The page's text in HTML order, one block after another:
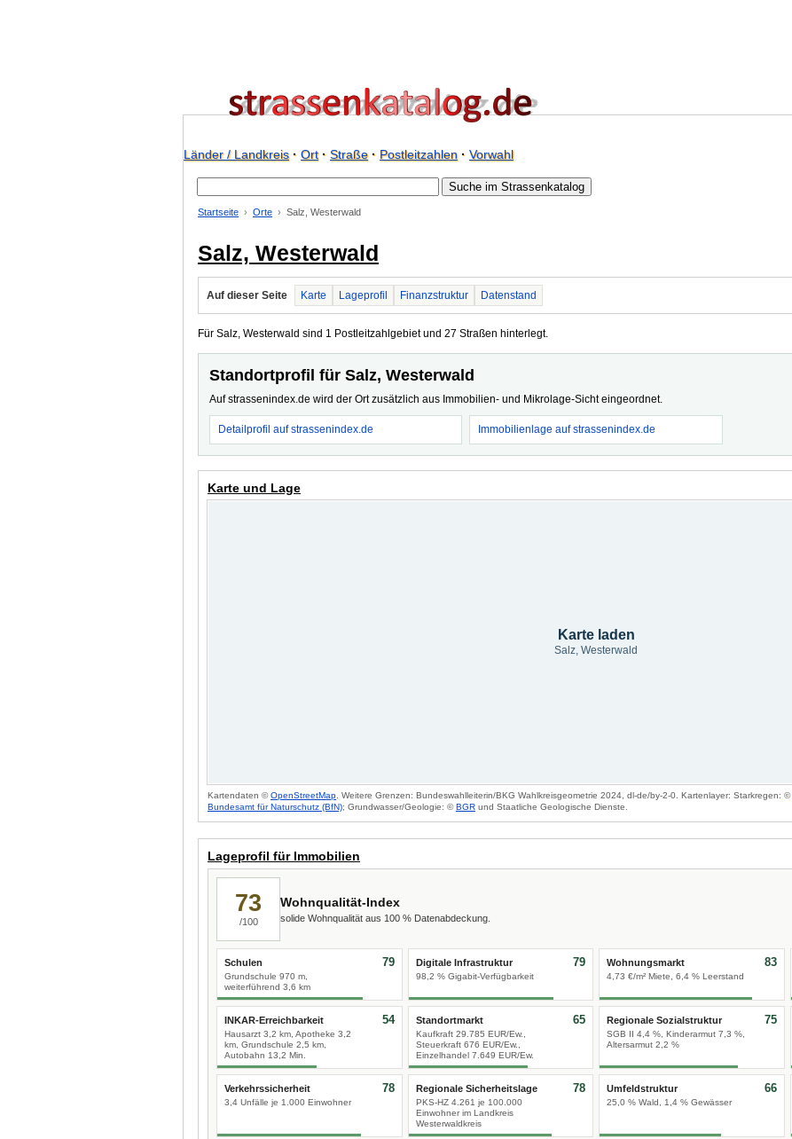
Länder / Landkreis· Ort· Straße· Postleitzahlen· Vorwahl
Startseite Orte Salz, Westerwald
Salz, Westerwald
Auf dieser Seite Karte Lageprofil Finanzstruktur Datenstand
Für Salz, Westerwald sind 1 Postleitzahlgebiet und 27 Straßen hinterlegt.
Standortprofil für Salz, Westerwald
Auf strassenindex.de wird der Ort zusätzlich aus Immobilien- und Mikrolage-Sicht eingeordnet.
Detailprofil auf strassenindex.de Immobilienlage auf strassenindex.de
Karte und Lage
Karte laden
Salz, Westerwald
Kartendaten ©OpenStreetMap . Weitere Grenzen: Bundeswahlleiterin/BKG Wahlkreisgeometrie 2024, dl-de/by-2-0. Kartenlayer: Starkregen: ©
Bundesamt für Naturschutz (BfN); Grundwasser/Geologie: ©BGR und Staatliche Geologische Dienste.
Lageprofil für Immobilien
73
/100
Wohnqualität-Index
solide Wohnqualität aus 100 % Datenabdeckung.
Schulen
Grundschule 970 m,
weiterführend 3,6 km
79 Digitale Infrastruktur
98,2 % Gigabit-Verfügbarkeit
79 Wohnungsmarkt
4,73 €/m² Miete, 6,4 % Leerstand
83
INKAR-Erreichbarkeit
Hausarzt 3,2 km, Apotheke 3,2
km, Grundschule 2,5 km,
Autobahn 13,2 Min.
54 Standortmarkt
Kaufkraft 29.785 EUR/Ew.,
Steuerkraft 676 EUR/Ew.,
Einzelhandel 7.649 EUR/Ew.
65 Regionale Sozialstruktur
SGB II 4,4 %, Kinderarmut 7,3 %,
Altersarmut 2,2 %
75
Verkehrssicherheit
3,4 Unfälle je 1.000 Einwohner
78 Regionale Sicherheitslage
PKS-HZ 4.261 je 100.000
Einwohner im Landkreis
Westerwaldkreis
78 Umfeldstruktur
25,0 % Wald, 1,4 % Gewässer
66